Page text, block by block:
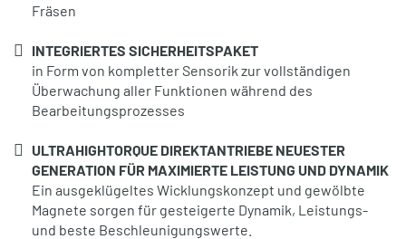
Fräsen
INTEGRIERTES SICHERHEITSPAKET
in Form von kompletter Sensorik zur vollständigen
Überwachung aller Funktionen während des
Bearbeitungsprozesses
ULTRAHIGHTORQUE DIREKTANTRIEBE NEUESTER
GENERATION FÜR MAXIMIERTE LEISTUNG UND DYNAMIK
Ein ausgeklügeltes Wicklungskonzept und gewölbte
Magnete sorgen für gesteigerte Dynamik, Leistungs-
und beste Beschleunigungswerte.